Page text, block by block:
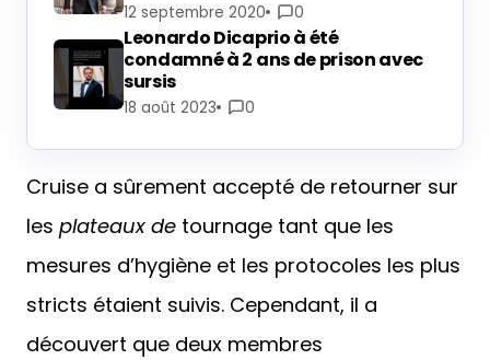
12 septembre 2020 0
Leonardo Dicaprio à été
condamné à 2 ans de prison avec
sursis
18 août 2023 0
Cruise a sûrement accepté de retourner sur
les plateaux de tournage tant que les
mesures d’hygiène et les protocoles les plus
stricts étaient suivis. Cependant, il a
découvert que deux membres